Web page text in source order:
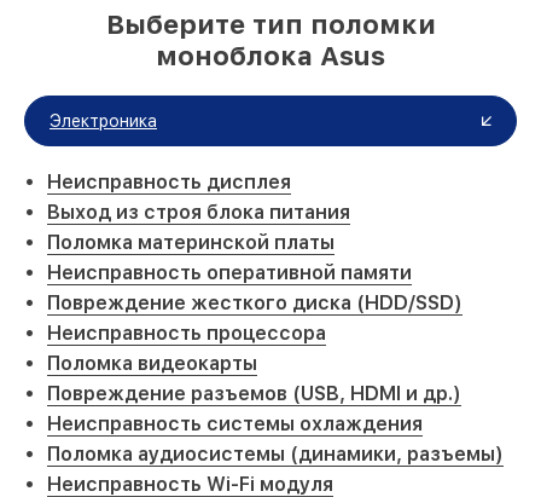
Выберите тип поломки
моноблока Asus
Электроника
Неисправность дисплея
Выход из строя блока питания
Поломка материнской платы
Неисправность оперативной памяти
Повреждение жесткого диска (HDD/SSD)
Неисправность процессора
Поломка видеокарты
Повреждение разъемов (USB, HDMI и др.)
Неисправность системы охлаждения
Поломка аудиосистемы (динамики, разъемы)
Неисправность Wi-Fi модуля